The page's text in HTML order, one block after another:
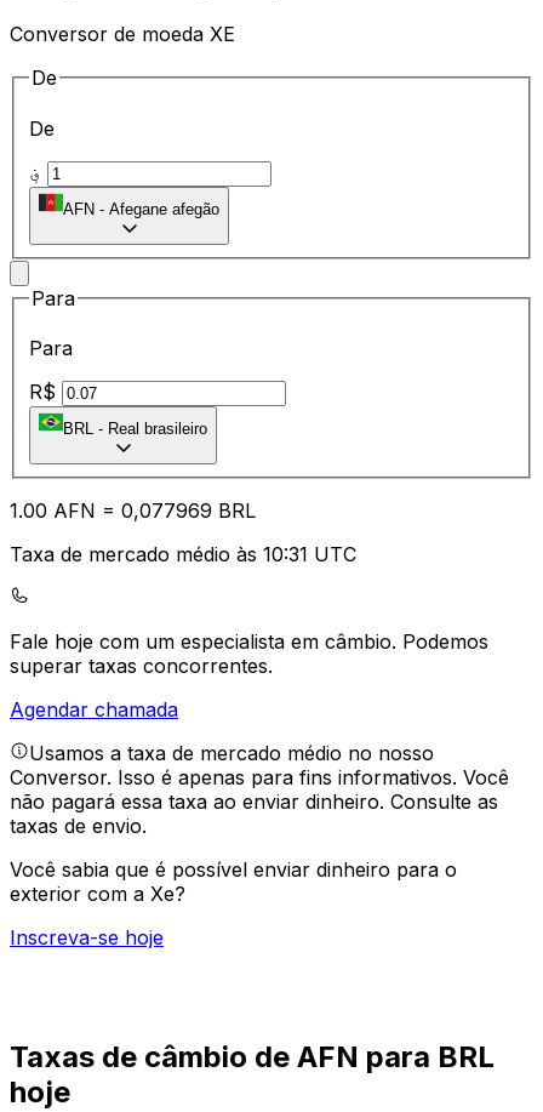
Conversor de moeda XE
De
De
AFN - Afegane afegão
Para
Para
R$
BRL - Real brasileiro
1.00 AFN = 0,077969 BRL
Taxa de mercado médio às 10:31 UTC
Fale hoje com um especialista em câmbio. Podemos
superar taxas concorrentes.
Agendar chamada
Usamos a taxa de mercado médio no nosso
Conversor. Isso é apenas para fins informativos. Você
não pagará essa taxa ao enviar dinheiro. Consulte as
taxas de envio.
Você sabia que é possível enviar dinheiro para o
exterior com a Xe?
Inscreva-se hoje
Taxas de câmbio de AFN para BRL
hoje